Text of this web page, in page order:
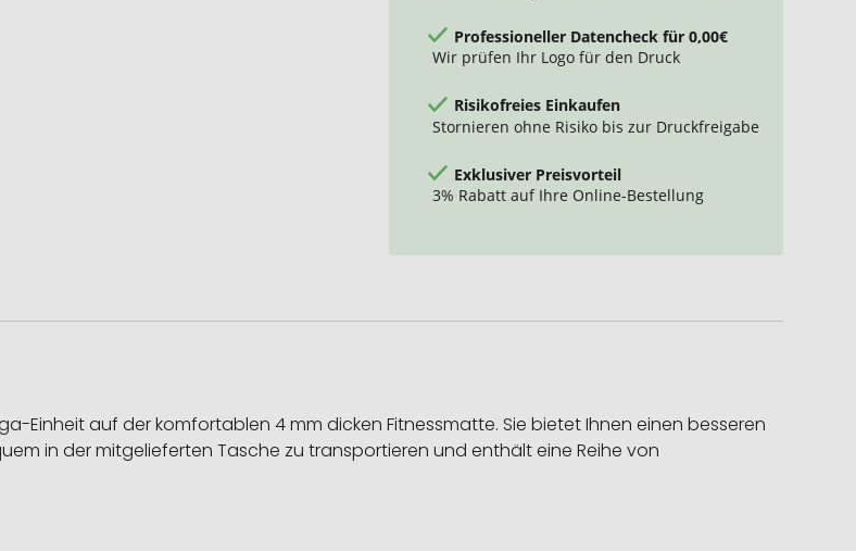
Professioneller Datencheck für 0,00€
Wir prüfen Ihr Logo für den Druck
Risikofreies Einkaufen
Stornieren ohne Risiko bis zur Druckfreigabe
Exklusiver Preisvorteil
3% Rabatt auf Ihre Online-Bestellung
Einheit auf der komfortablen 4 mm dicken Fitnessmatte. Sie bietet Ihnen einen besseren
in der mitgelieferten Tasche zu transportieren und enthält eine Reihe von